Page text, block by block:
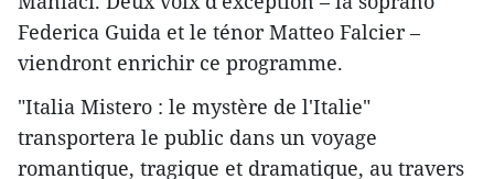
Federica Guida et le ténor Matteo Falcier –
viendront enrichir ce programme.
"Italia Mistero : le mystère de l'Italie"
transportera le public dans un voyage
romantique, tragique et dramatique, au travers